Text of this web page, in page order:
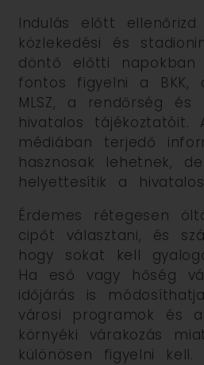
Indulás előtt
közlekedési és
döntő előtti napokban
fontos figyelni a BKK,
MLSZ, a rendőrség és
hivatalos tájékoztatóit.
médiában terjedő
hasznosak lehetnek,
helyettesítik a
Érdemes rétegesen
cipőt választani, és
hogy sokat kell
Ha eső vagy hőség
időjárás is
városi programok és
környéki várakozás
különösen figyelni kell.